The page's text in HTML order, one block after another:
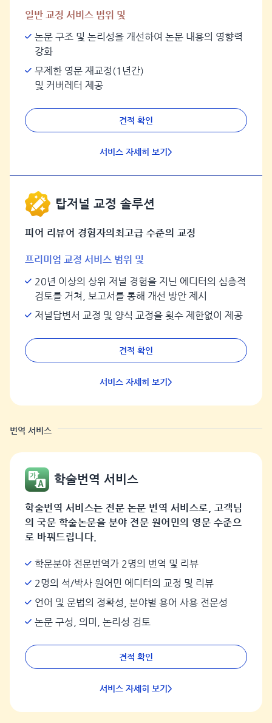
일반 교정 서비스 범위 및
논문 구조 및 논리성을 개선하여 논문 내용의 영향력
강화
무제한 영문 재교정(1년간)
및 커버레터 제공
견적 확인
서비스 자세히 보기>
탑저널 교정 솔루션
피어 리뷰어 경험자의최고급 수준의 교정
프리미엄 교정 서비스 범위 및
20년 이상의 상위 저널 경험을 지닌 에디터의 심층적
검토를 거쳐, 보고서를 통해 개선 방안 제시
저널답변서 교정 및 양식 교정을 횟수 제한없이 제공
견적 확인
서비스 자세히 보기>
번역 서비스
학술번역 서비스
학술번역 서비스는 전문 논문 번역 서비스로, 고객님
의 국문 학술논문을 분야 전문 원어민의 영문 수준으
로 바꿔드립니다.
학문분야 전문번역가 2명의 번역 및 리뷰
2명의 석/박사 원어민 에디터의 교정 및 리뷰
언어 및 문법의 정확성, 분야별 용어 사용 전문성
논문 구성, 의미, 논리성 검토
견적 확인
서비스 자세히 보기>